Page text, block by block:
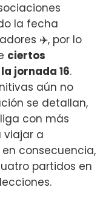
la fecha
✈️, por lo
ciertos
jornada 16.
aún no
se detallan,
con más
viajar a
consecuencia,
partidos en